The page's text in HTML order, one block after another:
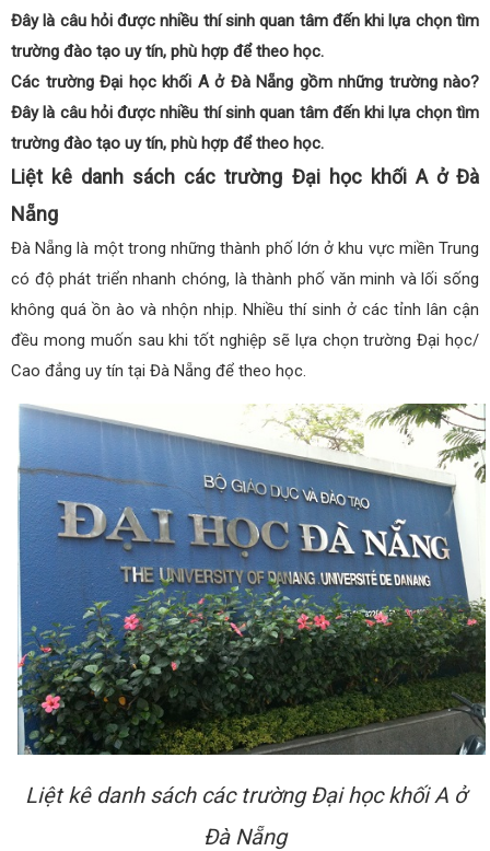
Đây là câu hỏi được nhiều thí sinh quan tâm đến khi lựa chọn tìm
trường đào tạo uy tín, phù hợp để theo học.
Các trường Đại học khối A ở Đà Nẵng gồm những trường nào?
Đây là câu hỏi được nhiều thí sinh quan tâm đến khi lựa chọn tìm
trường đào tạo uy tín, phù hợp để theo học.
Liệt kê danh sách các trường Đại học khối A ở Đà
Nẵng
Đà Nẵng là một trong những thành phố lớn ở khu vực miền Trung
có độ phát triển nhanh chóng, là thành phố văn minh và lối sống
không quá ồn ào và nhộn nhịp. Nhiều thí sinh ở các tỉnh lân cận
đều mong muốn sau khi tốt nghiệp sẽ lựa chọn trường Đại học/
Cao đẳng uy tín tại Đà Nẵng để theo học.
Liệt kê danh sách các trường Đại học khối A ở
Đà Nẵng